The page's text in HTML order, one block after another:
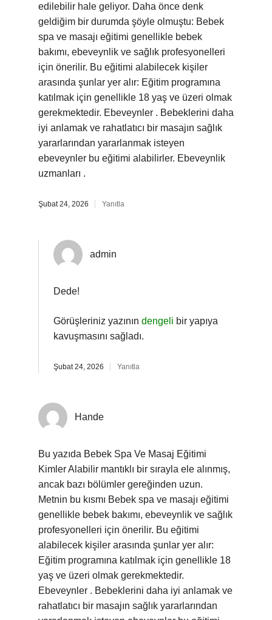
edilebilir hale geliyor. Daha önce denk
geldiğim bir durumda şöyle olmuştu: Bebek
spa ve masajı eğitimi genellikle bebek
bakımı, ebeveynlik ve sağlık profesyonelleri
için önerilir. Bu eğitimi alabilecek kişiler
arasında şunlar yer alır: Eğitim programına
katılmak için genellikle 18 yaş ve üzeri olmak
gerekmektedir. Ebeveynler . Bebeklerini daha
iyi anlamak ve rahatlatıcı bir masajın sağlık
yararlarından yararlanmak isteyen
ebeveynler bu eğitimi alabilirler. Ebeveynlik
uzmanları .
Şubat 24, 2026 Yanıtla
admin
Dede!
Görüşleriniz yazının dengeli bir yapıya
kavuşmasını sağladı.
Şubat 24, 2026 Yanıtla
Hande
Bu yazıda Bebek Spa Ve Masaj Eğitimi
Kimler Alabilir mantıklı bir sırayla ele alınmış,
ancak bazı bölümler gereğinden uzun.
Metnin bu kısmı Bebek spa ve masajı eğitimi
genellikle bebek bakımı, ebeveynlik ve sağlık
profesyonelleri için önerilir. Bu eğitimi
alabilecek kişiler arasında şunlar yer alır:
Eğitim programına katılmak için genellikle 18
yaş ve üzeri olmak gerekmektedir.
Ebeveynler . Bebeklerini daha iyi anlamak ve
rahatlatıcı bir masajın sağlık yararlarından